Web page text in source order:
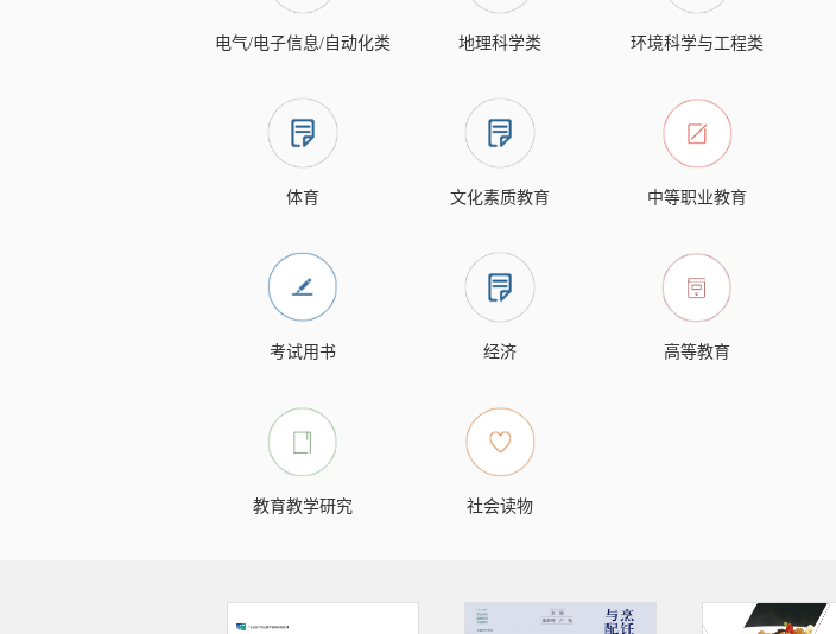
电气/电子信息/自动化类 地理科学类 环境科学与工程类
体育 文化素质教育 中等职业教育
考试用书 经济 高等教育
教育教学研究 社会读物